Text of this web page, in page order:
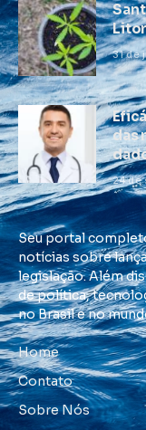
31 de
das
24 de
Seu portal
notícias sobre
legislação. Além
de política,
no Brasil e no
Home
Contato
Sobre Nós